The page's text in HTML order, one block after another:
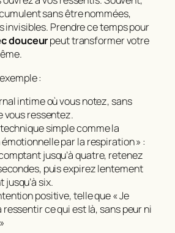
sans être nommées,
Prendre ce temps pour
douceurpeut transformer votre
:
intime où vous notez, sans
vous ressentez.
simple comme la
par la respiration » :
jusqu’à quatre, retenez
puis expirez lentement
six.
positive, telle que « Je
ressentir ce qui est là, sans peur ni